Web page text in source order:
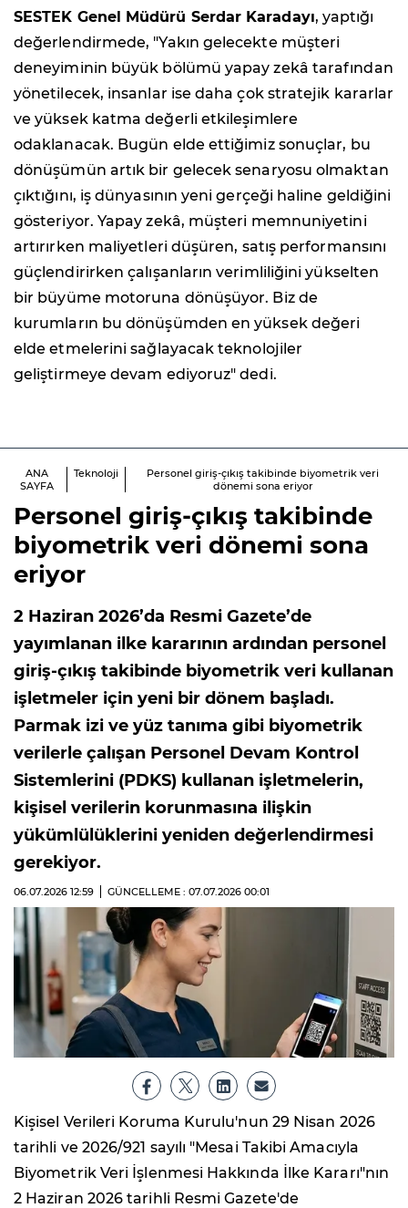
SESTEK Genel Müdürü Serdar Karadayı, yaptığı
değerlendirmede, "Yakın gelecekte müşteri
deneyiminin büyük bölümü yapay zekâ tarafından
yönetilecek, insanlar ise daha çok stratejik kararlar
ve yüksek katma değerli etkileşimlere
odaklanacak. Bugün elde ettiğimiz sonuçlar, bu
dönüşümün artık bir gelecek senaryosu olmaktan
çıktığını, iş dünyasının yeni gerçeği haline geldiğini
gösteriyor. Yapay zekâ, müşteri memnuniyetini
artırırken maliyetleri düşüren, satış performansını
güçlendirirken çalışanların verimliliğini yükselten
bir büyüme motoruna dönüşüyor. Biz de
kurumların bu dönüşümden en yüksek değeri
elde etmelerini sağlayacak teknolojiler
geliştirmeye devam ediyoruz" dedi.
ANA
SAYFA
Teknoloji
Personel giriş-çıkış takibinde biyometrik veri
dönemi sona eriyor
Personel giriş-çıkış takibinde
biyometrik veri dönemi sona
eriyor
2 Haziran 2026’da Resmi Gazete’de
yayımlanan ilke kararının ardından personel
giriş-çıkış takibinde biyometrik veri kullanan
işletmeler için yeni bir dönem başladı.
Parmak izi ve yüz tanıma gibi biyometrik
verilerle çalışan Personel Devam Kontrol
Sistemlerini (PDKS) kullanan işletmelerin,
kişisel verilerin korunmasına ilişkin
yükümlülüklerini yeniden değerlendirmesi
gerekiyor.
06.07.2026 12:59 GÜNCELLEME : 07.07.2026 00:01
Kişisel Verileri Koruma Kurulu'nun 29 Nisan 2026
tarihli ve 2026/921 sayılı "Mesai Takibi Amacıyla
Biyometrik Veri İşlenmesi Hakkında İlke Kararı"nın
2 Haziran 2026 tarihli Resmi Gazete'de